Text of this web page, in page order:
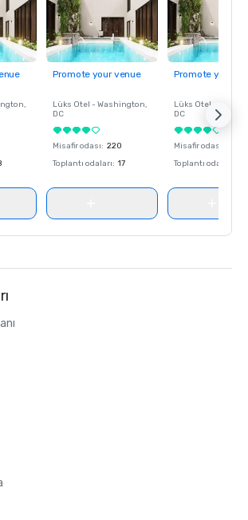
,
Promote your venue
Lüks Otel - Washington,
DC
Misafir odası: 220
Toplantı odaları: 17
Promote your
Lüks Otel -
DC
Misafir odası
Toplantı odaları